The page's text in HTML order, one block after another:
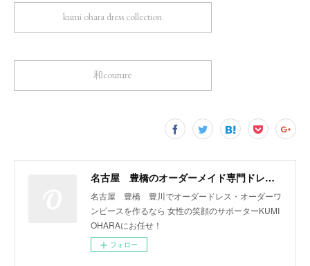
kumi ohara dress collection
和couture
名古屋 豊橋のオーダーメイド専門ドレスデザイナー KUMI OHARA
名古屋 豊橋 豊川でオーダードレス・オーダーワ
ンピースを作るなら 女性の笑顔のサポーターKUMI
OHARAにお任せ！
フォロー